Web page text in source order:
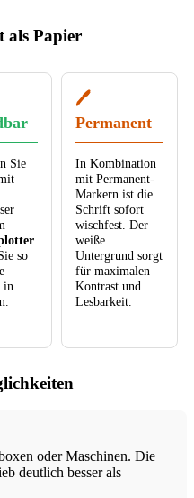
als Papier
Sie
so
in
🖊️
Permanent
In Kombination
mit Permanent-
Markern ist die
Schrift sofort
wischfest. Der
weiße
Untergrund sorgt
für maximalen
Kontrast und
Lesbarkeit.
oder Maschinen. Die
deutlich besser als